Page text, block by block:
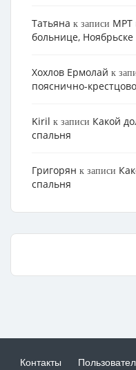
Татьяна к записи МРТ
больнице, Ноябрьске
Хохлов Ермолай к
пояснично-
Kiril к записи Какой
спальня
Григорян к записи
спальня
Контакты